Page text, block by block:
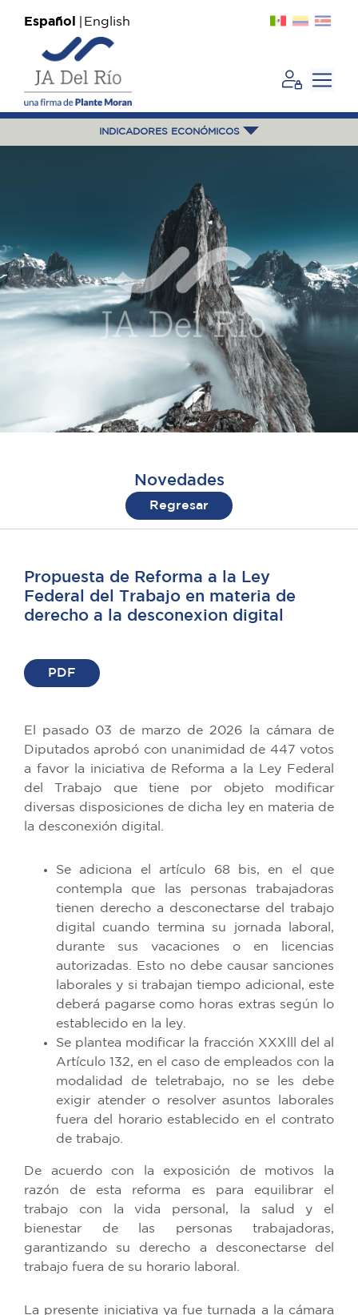
Español English
INDICADORES ECONÓMICOS
Novedades
Regresar
Propuesta de Reforma a la Ley
Federal del Trabajo en materia de
derecho a la desconexion digital
PDF
El pasado 03 de marzo de 2026 la cámara de
Diputados aprobó con unanimidad de 447 votos
a favor la iniciativa de Reforma a la Ley Federal
del Trabajo que tiene por objeto modificar
diversas disposiciones de dicha ley en materia de
la desconexión digital.
Se adiciona el artículo 68 bis, en el que
contempla que las personas trabajadoras
tienen derecho a desconectarse del trabajo
digital cuando termina su jornada laboral,
durante sus vacaciones o en licencias
autorizadas. Esto no debe causar sanciones
laborales y si trabajan tiempo adicional, este
deberá pagarse como horas extras según lo
establecido en la ley.
Se plantea modificar la fracción XXXlll del al
Artículo 132, en el caso de empleados con la
modalidad de teletrabajo, no se les debe
exigir atender o resolver asuntos laborales
fuera del horario establecido en el contrato
de trabajo.
De acuerdo con la exposición de motivos la
razón de esta reforma es para equilibrar el
trabajo con la vida personal, la salud y el
bienestar de las personas trabajadoras,
garantizando su derecho a desconectarse del
trabajo fuera de su horario laboral.
La presente iniciativa ya fue turnada a la cámara